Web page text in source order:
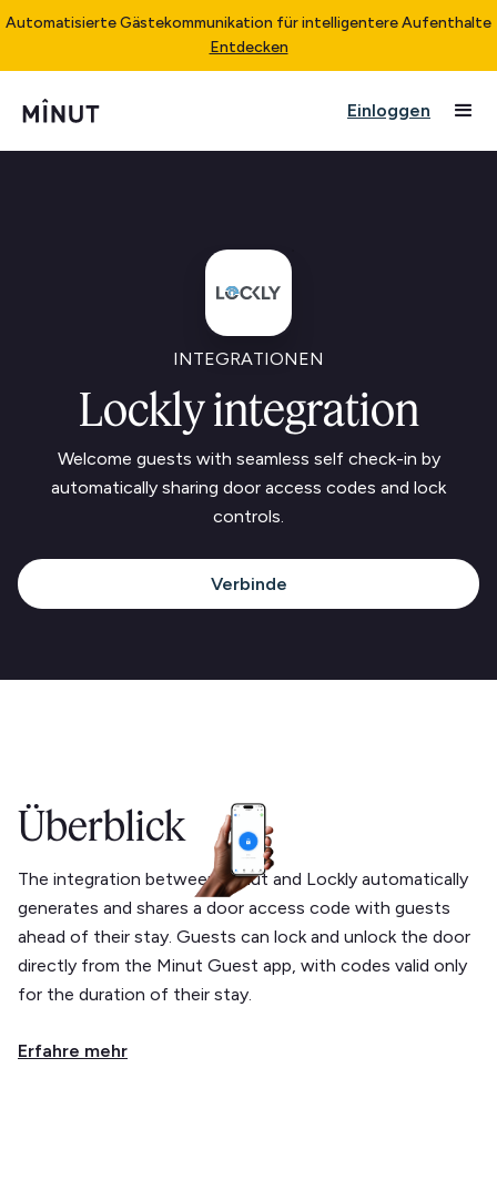
Automatisierte Gästekommunikation für intelligentere Aufenthalte
Entdecken
Einloggen
INTEGRATIONEN
Lockly integration
Welcome guests with seamless self check-in by
automatically sharing door access codes and lock
controls.
Verbinde
Überblick
The integration between Minut and Lockly automatically
generates and shares a door access code with guests
ahead of their stay. Guests can lock and unlock the door
directly from the Minut Guest app, with codes valid only
for the duration of their stay.
Erfahre mehr